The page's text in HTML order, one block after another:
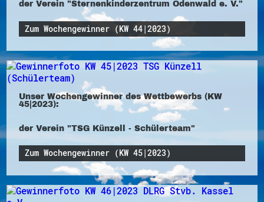
der Verein "Sternenkinderzentrum Odenwald e. V."
Zum Wochengewinner (KW 44|2023)
Unser Wochengewinner des Wettbewerbs (KW
45|2023):
der Verein "TSG Künzell - Schülerteam"
Zum Wochengewinner (KW 45|2023)